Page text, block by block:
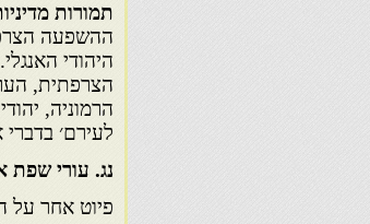
תמורות
ההשפעה
היהודי
הצרפתית,
הרמוניה,
לעירם׳ בדברי
נג. עורי שפת
פיוט אחר